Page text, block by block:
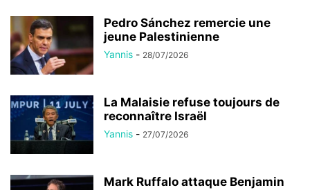
Pedro Sánchez remercie une
jeune Palestinienne
Yannis - 28/07/2026
La Malaisie refuse toujours de
reconnaître Israël
Yannis - 27/07/2026
Mark Ruffalo attaque Benjamin